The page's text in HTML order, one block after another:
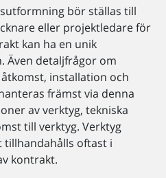
bör ställas till
eller projektledare för
kan ha en unik
Även detaljfrågor om
installation och
främst via denna
av verktyg, tekniska
till verktyg. Verktyg
oftast i
kontrakt.